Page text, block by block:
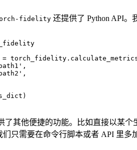
fidelity 还提供了 Python API。
=
,
,
了其他便捷的功能。比如直接以某个
只需要在命令行脚本或者 API 里多